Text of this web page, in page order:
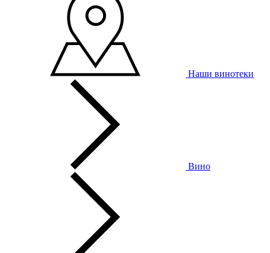
Наши винотеки
Вино